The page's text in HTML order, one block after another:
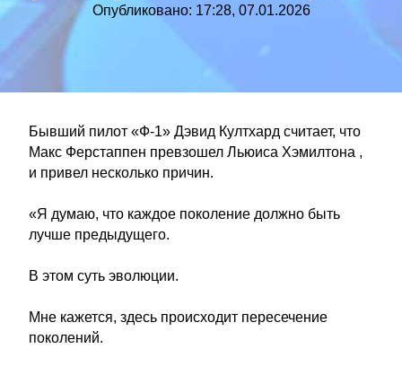
Опубликовано: 17:28, 07.01.2026
Бывший пилот «Ф-1» Дэвид Култхард считает, что
Макс Ферстаппен превзошел Льюиса Хэмилтона ,
и привел несколько причин.
«Я думаю, что каждое поколение должно быть
лучше предыдущего.
В этом суть эволюции.
Мне кажется, здесь происходит пересечение
поколений.
Контакт